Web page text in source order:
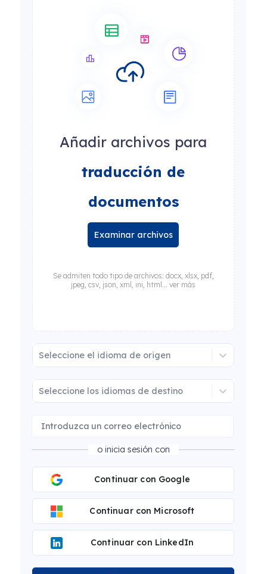
Añadir archivos para
traducción de
documentos
Examinar archivos
Se admiten todo tipo de archivos: docx, xlsx, pdf,
jpeg, csv, json, xml, ini, html... ver más
Seleccione el idioma de origen
Seleccione los idiomas de destino
o inicia sesión con
Continuar con Google
Continuar con Microsoft
Continuar con LinkedIn